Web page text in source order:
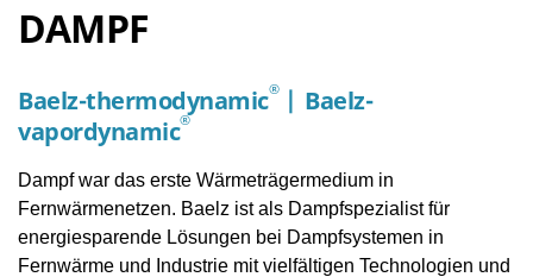
DAMPF
Baelz-thermodynamic®| Baelz-
vapordynamic®
Dampf war das erste Wärmeträgermedium in
Fernwärmenetzen. Baelz ist als Dampfspezialist für
energiesparende Lösungen bei Dampfsystemen in
Fernwärme und Industrie mit vielfältigen Technologien und